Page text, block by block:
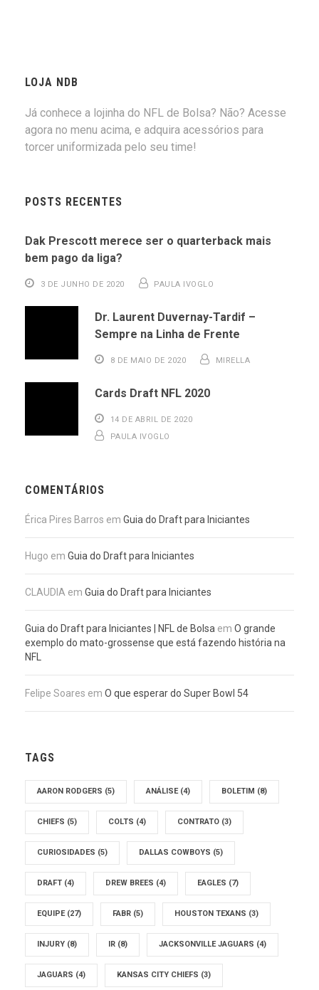
LOJA NDB
Já conhece a lojinha do NFL de Bolsa? Não? Acesse
agora no menu acima, e adquira acessórios para
torcer uniformizada pelo seu time!
POSTS RECENTES
Dak Prescott merece ser o quarterback mais
bem pago da liga?
3 DE JUNHO DE 2020 PAULA IVOGLO
Dr. Laurent Duvernay-Tardif –
Sempre na Linha de Frente
8 DE MAIO DE 2020 MIRELLA
Cards Draft NFL 2020
14 DE ABRIL DE 2020
PAULA IVOGLO
COMENTÁRIOS
Érica Pires Barros em Guia do Draft para Iniciantes
Hugo em Guia do Draft para Iniciantes
CLAUDIA em Guia do Draft para Iniciantes
Guia do Draft para Iniciantes | NFL de Bolsa em O grande
exemplo do mato-grossense que está fazendo história na
NFL
Felipe Soares em O que esperar do Super Bowl 54
TAGS
AARON RODGERS (5) ANÁLISE (4) BOLETIM (8)
CHIEFS (5) COLTS (4) CONTRATO (3)
CURIOSIDADES (5) DALLAS COWBOYS (5)
DRAFT (4) DREW BREES (4) EAGLES (7)
EQUIPE (27) FABR (5) HOUSTON TEXANS (3)
INJURY (8) IR (8) JACKSONVILLE JAGUARS (4)
JAGUARS (4) KANSAS CITY CHIEFS (3)